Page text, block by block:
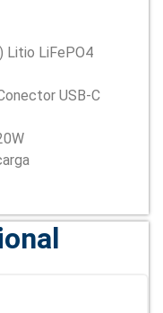
Litio LiFePO4
USB-C